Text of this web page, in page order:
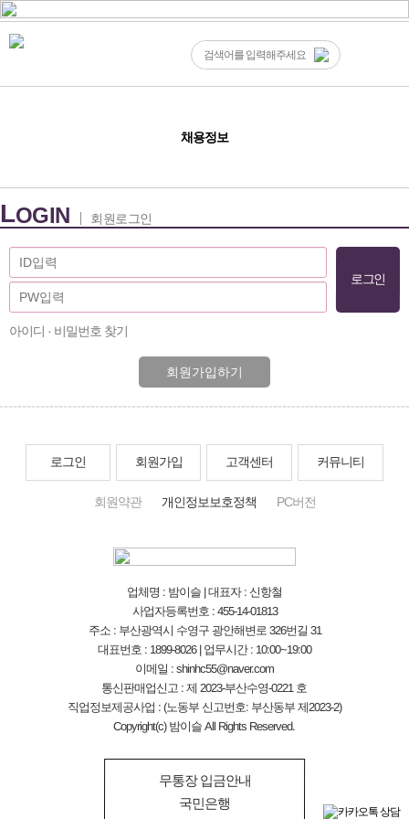
채용정보
LOGIN 회원로그인
아이디 · 비밀번호 찾기
회원가입하기
로그인 회원가입 고객센터 커뮤니티
회원약관 개인정보보호정책 PC버전
업체명 : 밤이슬 | 대표자 : 신항철
사업자등록번호 : 455-14-01813
주소 : 부산광역시 수영구 광안해변로 326번길 31
대표번호 : 1899-8026 | 업무시간 : 10:00~19:00
이메일 : shinhc55@naver.com
통신판매업신고 : 제 2023-부산수영-0221 호
직업정보제공사업 : (노동부 신고번호: 부산동부 제2023-2)
Copyright(c) 밤이슬 All Rights Reserved.
무통장 입금안내
국민은행